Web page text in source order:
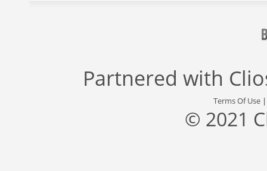
Partnered with
Terms Of Use
© 2021